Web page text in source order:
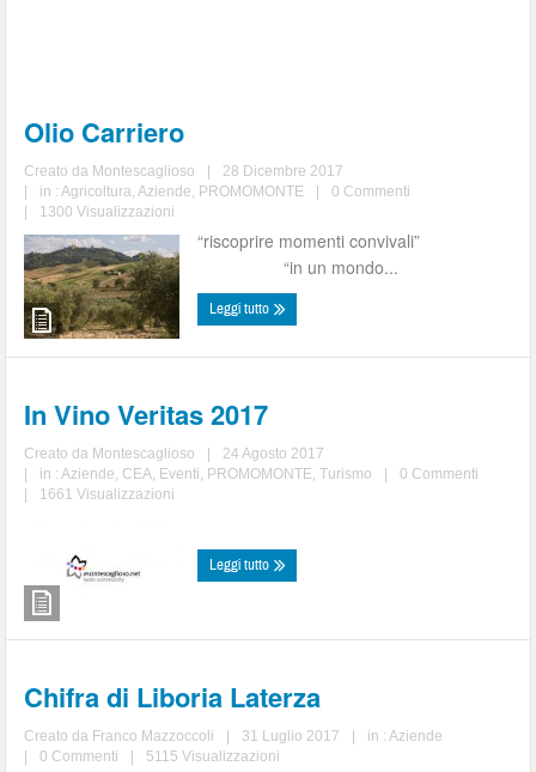
Olio Carriero
Creato da Montescaglioso
28 Dicembre 2017
in :Agricoltura,Aziende, PROMOMONTE
0 Commenti
1300 Visualizzazioni
“riscoprire momenti convivali”
“in un mondo...
Leggi tutto
In Vino Veritas 2017
Creato da Montescaglioso
24 Agosto 2017
in :Aziende, CEA, Eventi, PROMOMONTE,Turismo
0 Commenti
1661 Visualizzazioni
Leggi tutto
Chifra di Liboria Laterza
Creato da Franco Mazzoccoli 31 Luglio 2017 in :Aziende
0 Commenti 5115 Visualizzazioni